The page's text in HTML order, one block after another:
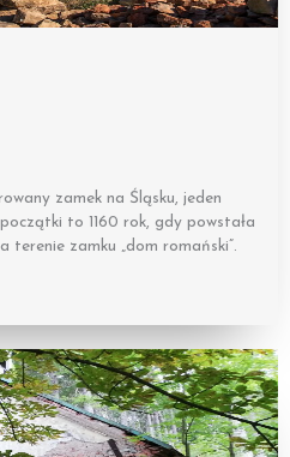
zamek na Śląsku, jeden
to 1160 rok, gdy powstała
terenie zamku „dom romański”.